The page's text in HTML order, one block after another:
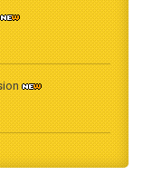
- 2026